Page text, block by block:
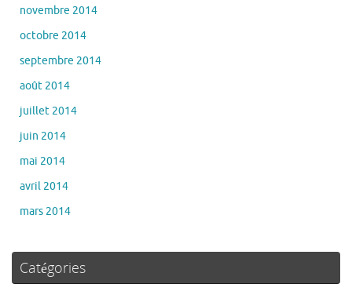
novembre 2014
octobre 2014
septembre 2014
août 2014
juillet 2014
juin 2014
mai 2014
avril 2014
mars 2014
Catégories